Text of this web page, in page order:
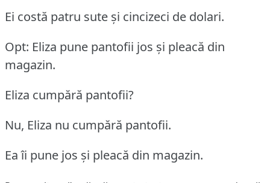
Ei costă patru sute și cincizeci de dolari.
Opt: Eliza pune pantofii jos și pleacă din
magazin.
Eliza cumpără pantofii?
Nu, Eliza nu cumpără pantofii.
Ea îi pune jos și pleacă din magazin.